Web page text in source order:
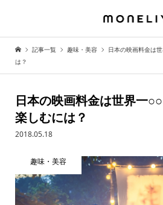
記事一覧 趣味・美容
日本の映画料金は
は？
日本の映画料金は世界一
楽しむには？
2018.05.18
趣味・美容